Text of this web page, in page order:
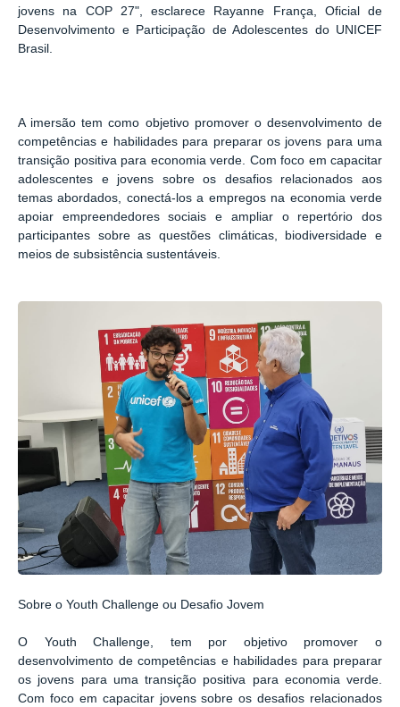
jovens na COP 27", esclarece Rayanne França, Oficial de
Desenvolvimento e Participação de Adolescentes do UNICEF
Brasil.
A imersão tem como objetivo promover o desenvolvimento de
competências e habilidades para preparar os jovens para uma
transição positiva para economia verde. Com foco em capacitar
adolescentes e jovens sobre os desafios relacionados aos
temas abordados, conectá-los a empregos na economia verde
apoiar empreendedores sociais e ampliar o repertório dos
participantes sobre as questões climáticas, biodiversidade e
meios de subsistência sustentáveis.
Sobre o Youth Challenge ou Desafio Jovem
O Youth Challenge, tem por objetivo promover o
desenvolvimento de competências e habilidades para preparar
os jovens para uma transição positiva para economia verde.
Com foco em capacitar jovens sobre os desafios relacionados